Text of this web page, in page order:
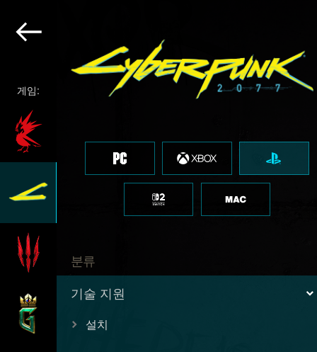
게임:
분류
기술 지원
설치